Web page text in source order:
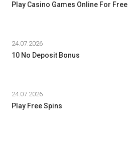
Play Casino Games Online For Free
24.07.2026
10 No Deposit Bonus
24.07.2026
Play Free Spins